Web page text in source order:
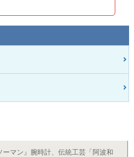
ーマン』腕時計、伝統工芸「阿波和